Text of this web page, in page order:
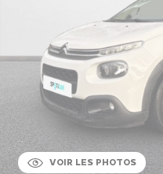
VOIR LES PHOTOS